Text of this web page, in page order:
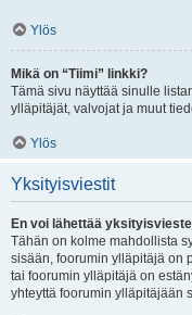
Ylös
Mikä on “Tiimi” linkki?
Tämä sivu näyttää sinulle
ylläpitäjät, valvojat ja muut
Ylös
Yksityisviestit
En voi lähettää
Tähän on kolme mahdollista
sisään, foorumin ylläpitäjä on
tai foorumin ylläpitäjä on
yhteyttä foorumin ylläpitäjään